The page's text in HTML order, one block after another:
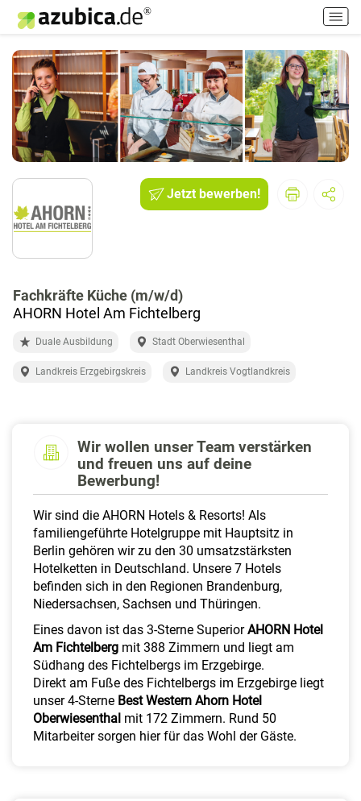
H
a
u
p
t
m
e
n
ü
i
Jetzt bewerben!
Fachkräfte Küche (m/w/d)
AHORN Hotel Am Fichtelberg
Duale Ausbildung Stadt Oberwiesenthal
Landkreis Erzgebirgskreis Landkreis Vogtlandkreis
Wir wollen unser Team verstärken
und freuen uns auf deine
Bewerbung!
Wir sind die AHORN Hotels & Resorts! Als
familiengeführte Hotelgruppe mit Hauptsitz in
Berlin gehören wir zu den 30 umsatzstärksten
Hotelketten in Deutschland. Unsere 7 Hotels
befinden sich in den Regionen Brandenburg,
Niedersachsen, Sachsen und Thüringen.
Eines davon ist das 3-Sterne SuperiorAHORN Hotel
Am Fichtelberg mit 388 Zimmern und liegt am
Südhang des Fichtelbergs im Erzgebirge.
Direkt am Fuße des Fichtelbergs im Erzgebirge liegt
unser 4-Sterne Best Western Ahorn Hotel
Oberwiesenthal mit 172 Zimmern. Rund 50
Mitarbeiter sorgen hier für das Wohl der Gäste.